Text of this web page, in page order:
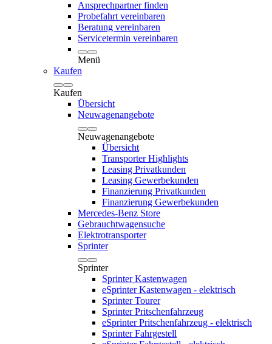
Ansprechpartner finden
Probefahrt vereinbaren
Beratung vereinbaren
Servicetermin vereinbaren
Menü
Kaufen
Kaufen
Übersicht
Neuwagenangebote
Neuwagenangebote
Übersicht
Transporter Highlights
Leasing Privatkunden
Leasing Gewerbekunden
Finanzierung Privatkunden
Finanzierung Gewerbekunden
Mercedes-Benz Store
Gebrauchtwagensuche
Elektrotransporter
Sprinter
Sprinter
Sprinter Kastenwagen
eSprinter Kastenwagen - elektrisch
Sprinter Tourer
Sprinter Pritschenfahrzeug
eSprinter Pritschenfahrzeug - elektrisch
Sprinter Fahrgestell